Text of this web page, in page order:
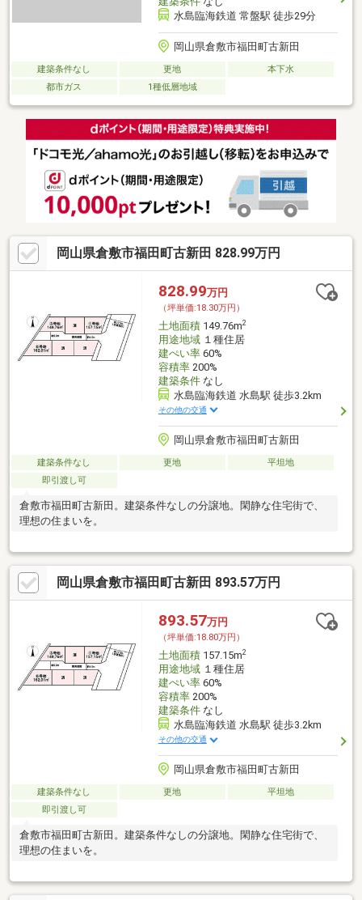
水島臨海鉄道 常盤駅 徒歩29分
岡山県倉敷市福田町古新田
建築条件なし 更地
本下水
都市ガス
1種低層地域
岡山県倉敷市福田町古新田 828.99万円
828.99万円
（坪単価:18.30万円）
土地面積149.76m2
用途地域１種住居
建ぺい率60%
容積率200%
建築条件なし
水島臨海鉄道 水島駅 徒歩3.2km
その他の交通
岡山県倉敷市福田町古新田
建築条件なし 更地
平坦地
即引渡し可
倉敷市福田町古新田。建築条件なしの分譲地。閑静な住宅街で、
理想の住まいを。
岡山県倉敷市福田町古新田 893.57万円
893.57万円
（坪単価:18.80万円）
土地面積157.15m2
用途地域１種住居
建ぺい率60%
容積率200%
建築条件なし
水島臨海鉄道 水島駅 徒歩3.2km
その他の交通
岡山県倉敷市福田町古新田
建築条件なし 更地
平坦地
即引渡し可
倉敷市福田町古新田。建築条件なしの分譲地。閑静な住宅街で、
理想の住まいを。